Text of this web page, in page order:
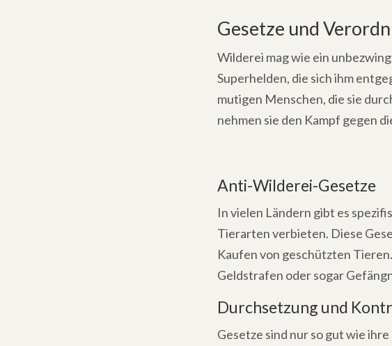
Gesetze und
Wilderei mag wie ein
Superhelden, die sich ihm
mutigen Menschen, die sie
nehmen sie den Kampf gegen
Anti-Wilderei-Gesetze
In vielen Ländern gibt es
Tierarten verbieten. Diese
Kaufen von geschützten
Geldstrafen oder sogar
Durchsetzung und
Gesetze sind nur so gut wie